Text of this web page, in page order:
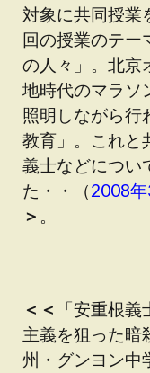
対象に共同授業
回の授業のテー
の人々」。北京
地時代のマラソ
照明しながら行
教育」。これと
義士などについ
た・・（2008
＞ 。
＜＜
「安重根
主義を狙った暗
州・グンヨン中